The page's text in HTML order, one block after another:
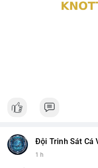
Đội Trinh Sát Cá
1 h